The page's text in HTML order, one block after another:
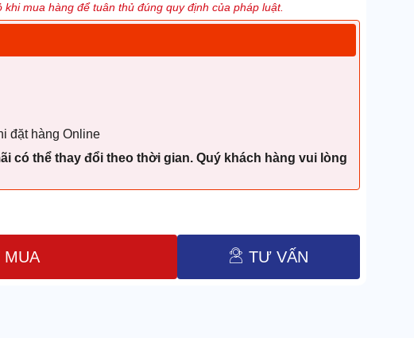
mua hàng để tuân thủ đúng quy định của pháp luật.
đặt hàng Online
có thể thay đổi theo thời gian. Quý khách hàng vui lòng
TƯ VẤN